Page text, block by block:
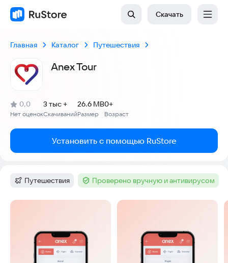
Скачать
Главная Каталог Путешествия
Anex Tour
Рейтинг:
0,0
(
Нет оценок
)
Скачиваний
3 тыс +
Размер
26.6 MB
Возраст
0+
Установить с помощью RuStore
Категория:
Путешествия Тег :Проверено вручную и антивирусом
Скриншоты